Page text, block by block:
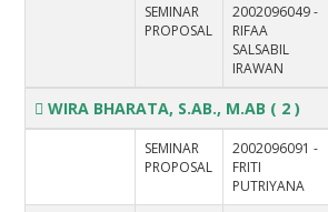
SEMINAR
PROPOSAL
2002096049 -
RIFAA
SALSABIL
IRAWAN
WIRA BHARATA, S.AB., M.AB ( 2 )
SEMINAR
PROPOSAL
2002096091 -
FRITI
PUTRIYANA